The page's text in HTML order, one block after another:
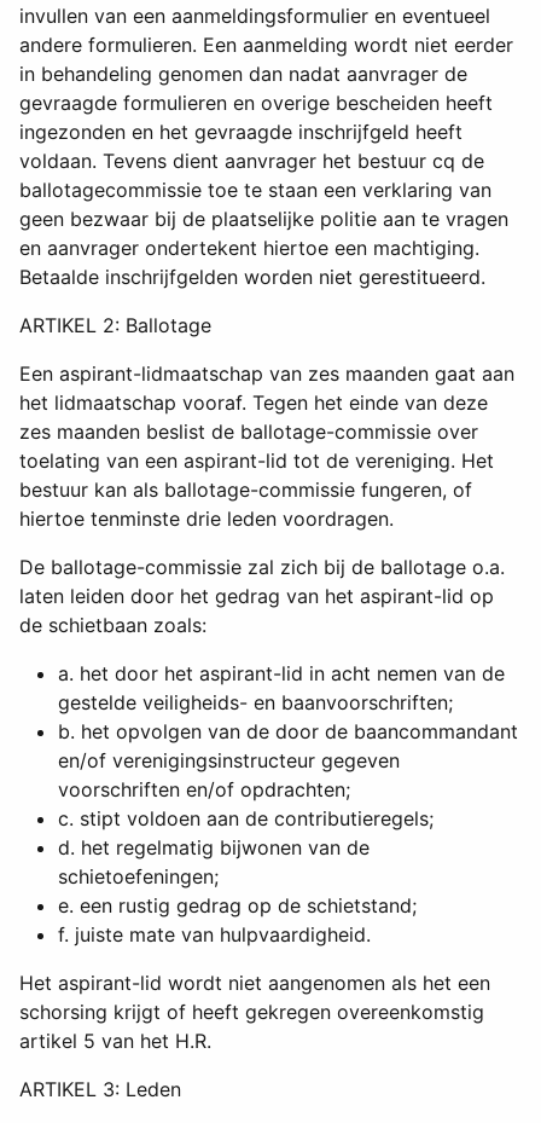
invullen van een aanmeldingsformulier en eventueel
andere formulieren. Een aanmelding wordt niet eerder
in behandeling genomen dan nadat aanvrager de
gevraagde formulieren en overige bescheiden heeft
ingezonden en het gevraagde inschrijfgeld heeft
voldaan. Tevens dient aanvrager het bestuur cq de
ballotagecommissie toe te staan een verklaring van
geen bezwaar bij de plaatselijke politie aan te vragen
en aanvrager ondertekent hiertoe een machtiging.
Betaalde inschrijfgelden worden niet gerestitueerd.
ARTIKEL 2: Ballotage
Een aspirant-lidmaatschap van zes maanden gaat aan
het lidmaatschap vooraf. Tegen het einde van deze
zes maanden beslist de ballotage-commissie over
toelating van een aspirant-lid tot de vereniging. Het
bestuur kan als ballotage-commissie fungeren, of
hiertoe tenminste drie leden voordragen.
De ballotage-commissie zal zich bij de ballotage o.a.
laten leiden door het gedrag van het aspirant-lid op
de schietbaan zoals:
a. het door het aspirant-lid in acht nemen van de
gestelde veiligheids- en baanvoorschriften;
b. het opvolgen van de door de baancommandant
en/of verenigingsinstructeur gegeven
voorschriften en/of opdrachten;
c. stipt voldoen aan de contributieregels;
d. het regelmatig bijwonen van de
schietoefeningen;
e. een rustig gedrag op de schietstand;
f. juiste mate van hulpvaardigheid.
Het aspirant-lid wordt niet aangenomen als het een
schorsing krijgt of heeft gekregen overeenkomstig
artikel 5 van het H.R.
ARTIKEL 3: Leden